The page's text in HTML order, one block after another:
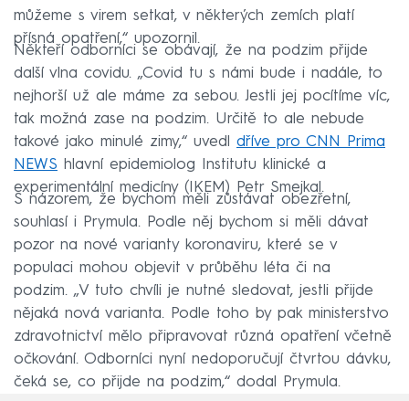
můžeme s virem setkat, v některých zemích platí
přísná opatření,“ upozornil.
Někteří odborníci se obávají, že na podzim přijde
další vlna covidu. „Covid tu s námi bude i nadále, to
nejhorší už ale máme za sebou. Jestli jej pocítíme víc,
tak možná zase na podzim. Určitě to ale nebude
takové jako minulé zimy,“ uvedl dříve pro CNN Prima
NEWS hlavní epidemiolog Institutu klinické a
experimentální medicíny (IKEM) Petr Smejkal.
S názorem, že bychom měli zůstávat obezřetní,
souhlasí i Prymula. Podle něj bychom si měli dávat
pozor na nové varianty koronaviru, které se v
populaci mohou objevit v průběhu léta či na
podzim. „V tuto chvíli je nutné sledovat, jestli přijde
nějaká nová varianta. Podle toho by pak ministerstvo
zdravotnictví mělo připravovat různá opatření včetně
očkování. Odborníci nyní nedoporučují čtvrtou dávku,
čeká se, co přijde na podzim,“ dodal Prymula.